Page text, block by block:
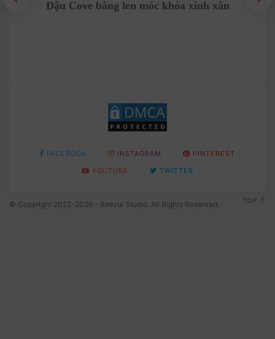
Đậu Cove bằng len móc khóa xinh xắn
FACEBOOK INSTAGRAM
PINTEREST
YOUTUBE
TWITTER
© Copyright 2022-2026 - Amivui Studio. All Rights Reserved. TOP